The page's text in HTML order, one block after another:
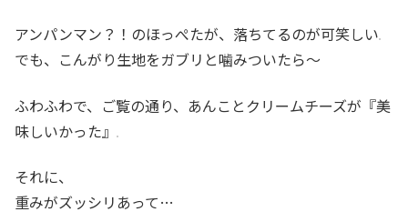
アンパンマン？！のほっぺたが、落ちてるのが可笑しい
でも、こんがり生地をガブリと噛みついたら〜
ふわふわで、ご覧の通り、あんことクリームチーズが『美
味しいかった』
それに、
重みがズッシリあって…